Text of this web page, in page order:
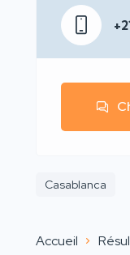
Casablanca
Accueil